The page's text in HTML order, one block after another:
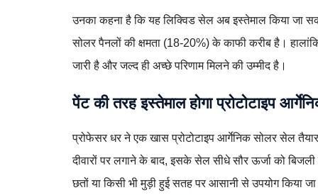
उनका कहना है कि यह लिक्विड सेल अब इस्तेमाल किया जा
सोलर पैनलों की क्षमता (18-20%) के काफी करीब है।
जारी है और जल्द ही अच्छे परिणाम मिलने की उम्मीद है।
पेंट की तरह इस्तेमाल होगा प्रोटोटाइप
प्रोफेसर धर ने एक खास प्रोटोटाइप आर्गेनिक सोलर सेल
दीवारों पर लगाने के बाद, इसके सेल सीधे सौर ऊर्जा को
छतों या किसी भी मुड़ी हुई सतह पर आसानी से उपयोग किया